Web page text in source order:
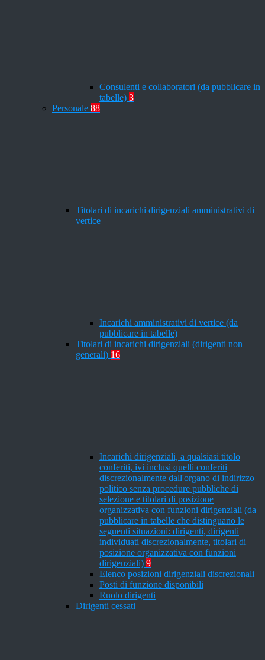
Consulenti e collaboratori (da pubblicare in
tabelle) 3
Personale 88
Titolari di incarichi dirigenziali amministrativi di
vertice
Incarichi amministrativi di vertice (da
pubblicare in tabelle)
Titolari di incarichi dirigenziali (dirigenti non
generali) 16
Incarichi dirigenziali, a qualsiasi titolo
conferiti, ivi inclusi quelli conferiti
discrezionalmente dall'organo di indirizzo
politico senza procedure pubbliche di
selezione e titolari di posizione
organizzativa con funzioni dirigenziali (da
pubblicare in tabelle che distinguano le
seguenti situazioni: dirigenti, dirigenti
individuati discrezionalmente, titolari di
posizione organizzativa con funzioni
dirigenziali) 9
Elenco posizioni dirigenziali discrezionali
Posti di funzione disponibili
Ruolo dirigenti
Dirigenti cessati